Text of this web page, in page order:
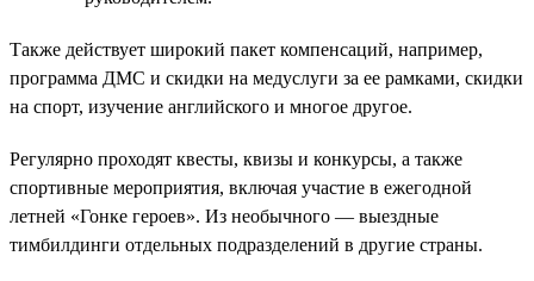
Также действует широкий пакет компенсаций, например,
программа ДМС и скидки на медуслуги за ее рамками, скидки
на спорт, изучение английского и многое другое.
Регулярно проходят квесты, квизы и конкурсы, а также
спортивные мероприятия, включая участие в ежегодной
летней «Гонке героев». Из необычного — выездные
тимбилдинги отдельных подразделений в другие страны.